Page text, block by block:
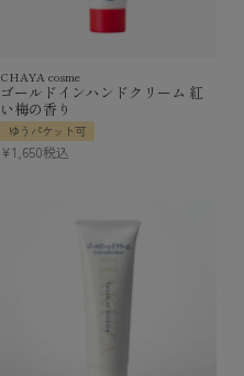
CHAYA cosme
ゴールドインハンドクリーム 紅
い梅の香り
ゆうパケット可
¥1,650税込